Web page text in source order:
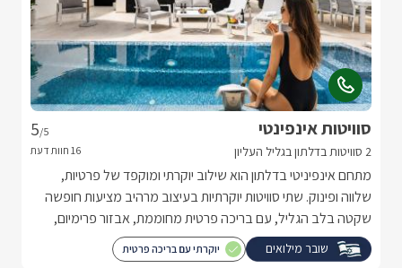
סוויטות אינפינטי
2 סוויטות בדלתון בגליל העליון
5/5
מתחם אינפיניטי בדלתון הוא שילוב יוקרתי ומוקפד של פרטיות,
שלווה ופינוק. שתי סוויטות יוקרתיות בעיצוב מרהיב מציעות חופשה
שקטה בלב הגליל, עם בריכה פרטית מחוממת, אבזור פרימיום,
נגיעות של אירוח מפנק בכל פרט.
שובר מילואים יוקרתי עם בריכה פרטית